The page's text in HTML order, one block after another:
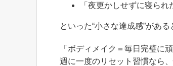
「夜更かしせずに寝られ
といった“小さな達成感”があ
「ボディメイク＝毎日完璧に
週に一度のリセット習慣なら